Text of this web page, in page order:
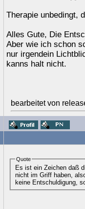
Therapie unbedingt,
Alles Gute, Die
Aber wie ich schon
nur irgendein
kanns halt nicht.
bearbeitet von
Quote
Es ist ein Zeichen daß
nicht im Griff haben,
keine Entschuldigung,